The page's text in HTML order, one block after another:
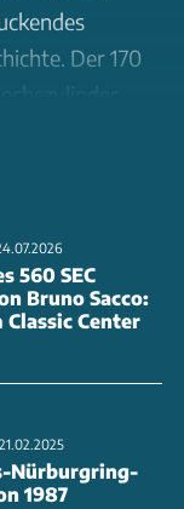
Der 170
Mille Miglia
interessant:
bereits
erzielte
Euro.
und
560 SEC
Bruno Sacco:
Classic Center
Nürburgring-
1987